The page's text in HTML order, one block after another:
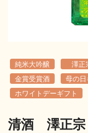
歳時記
純米大吟醸 澤正
金賞受賞酒
母の日
ホワイトデーギフト
清酒 澤正